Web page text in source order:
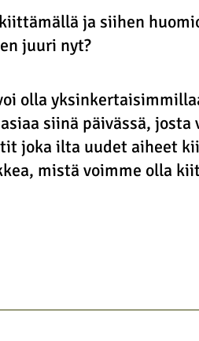
ja siihen
juuri nyt?
olla
siinä päivässä, josta
joka ilta uudet aiheet
mistä voimme olla